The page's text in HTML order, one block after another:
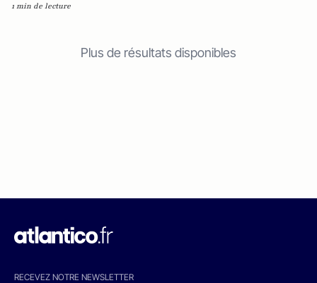
1 min de lecture
Plus de résultats disponibles
RECEVEZ NOTRE NEWSLETTER